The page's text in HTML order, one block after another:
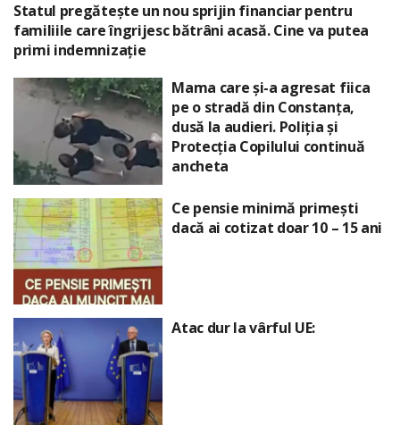
Statul pregătește un nou sprijin financiar pentru
familiile care îngrijesc bătrâni acasă. Cine va putea
primi indemnizație
Mama care și-a agresat fiica
pe o stradă din Constanța,
dusă la audieri. Poliția și
Protecția Copilului continuă
ancheta
Ce pensie minimă primești
dacă ai cotizat doar 10 – 15 ani
Atac dur la vârful UE: